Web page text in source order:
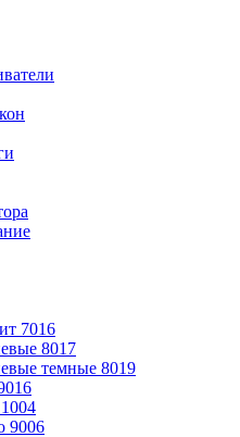
7016
8017
темные 8019
9006